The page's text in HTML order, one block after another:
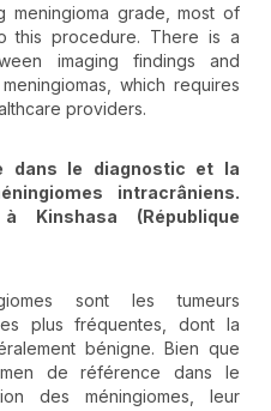
meningioma grade, most of
this procedure. There is a
imaging findings and
which requires
providers.
dans le diagnostic et la
intracrâniens.
Kinshasa (République
sont les tumeurs
plus fréquentes, dont la
bénigne. Bien que
de référence dans le
des méningiomes, leur